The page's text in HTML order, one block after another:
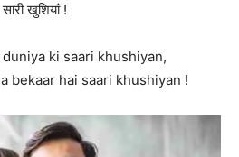
खुशियां !
ki saari khushiyan,
bekaar hai saari khushiyan !